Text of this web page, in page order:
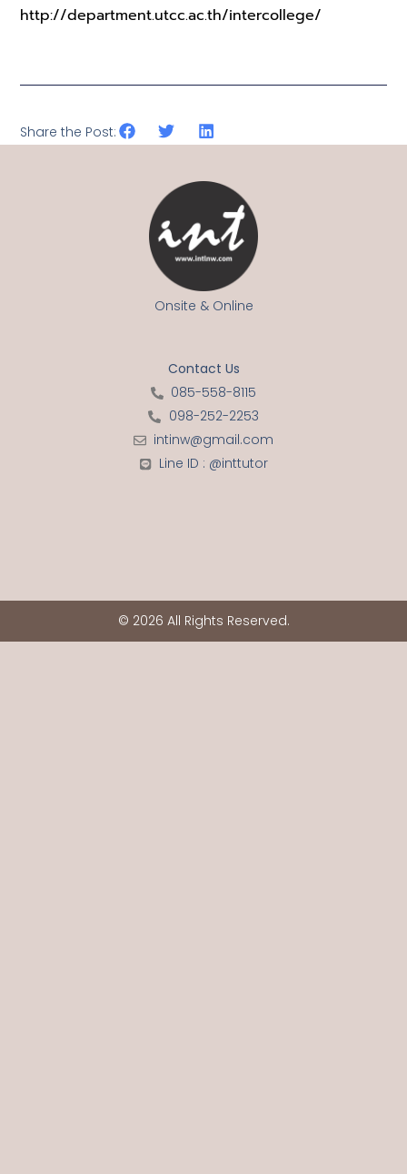
http://department.utcc.ac.th/intercollege/
Share the Post:
Onsite & Online
Contact Us
085-558-8115
098-252-2253
intinw@gmail.com
Line ID : @inttutor
© 2026 All Rights Reserved.